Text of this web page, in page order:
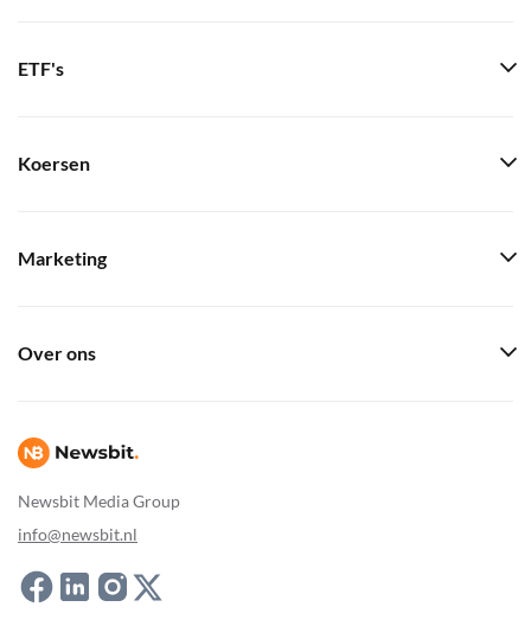
Newsbit Media Group
info@newsbit.nl
ETF's
Koersen
Marketing
Over ons